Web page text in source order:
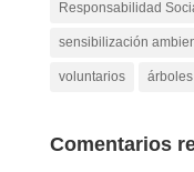
Responsabilidad
sensibilización
voluntarios árboles
Comentarios